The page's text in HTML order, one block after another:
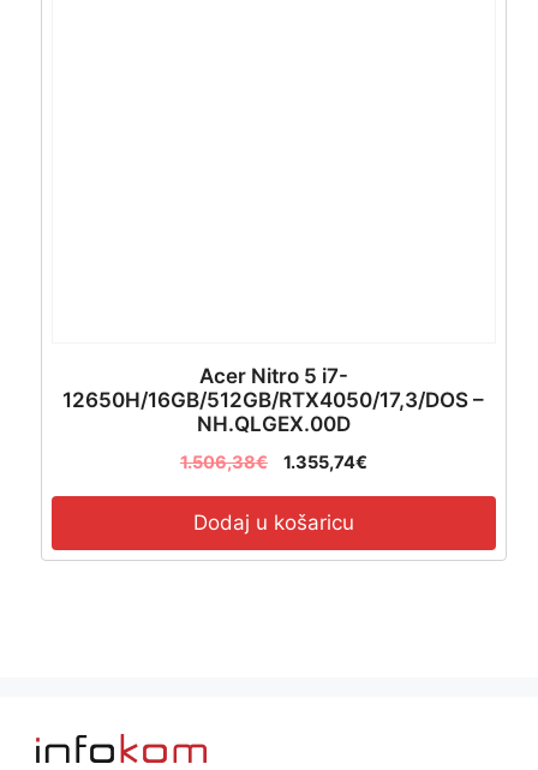
Acer Nitro 5 i7-
12650H/16GB/512GB/RTX4050/17,3/DOS –
NH.QLGEX.00D
1.506,38€ 1.355,74€
Dodaj u košaricu